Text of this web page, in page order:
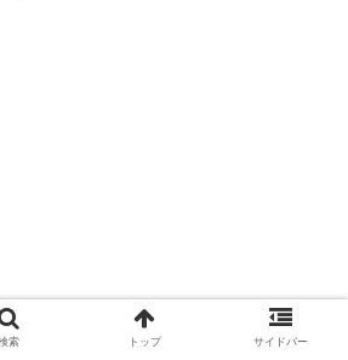
索 トップ サイドバー